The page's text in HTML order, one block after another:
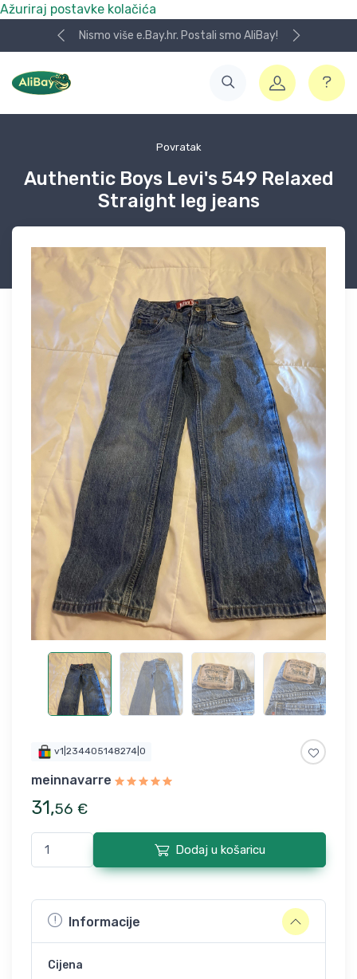
Ažuriraj postavke kolačića
Nismo više e.Bay.hr. Postali smo AliBay!
Povratak
Authentic Boys Levi's 549 Relaxed
Straight leg jeans
v1|234405148274|0
meinnavarre
31,56 €
Dodaj u košaricu
Informacije
Cijena